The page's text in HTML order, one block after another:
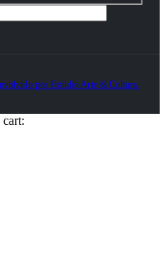
por Estúdio Arte & Cultura.